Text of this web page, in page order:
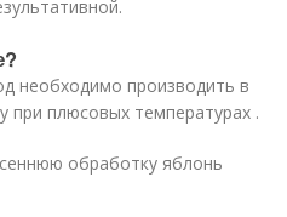
необходимо производить в
при плюсовых температурах .
обработку яблонь